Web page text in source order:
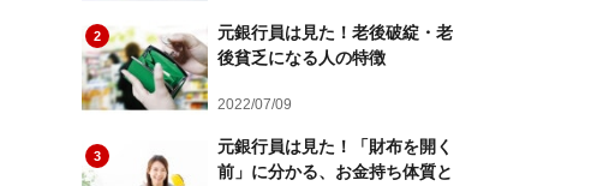
2
元銀行員は見た！老後破綻・老
後貧乏になる人の特徴
2022/07/09
3
元銀行員は見た！「財布を開く
前」に分かる、お金持ち体質と